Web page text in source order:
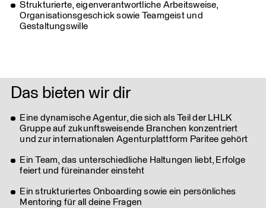
Strukturierte, eigenverantwortliche Arbeitsweise,
Organisationsgeschick sowie Teamgeist und
Gestaltungswille
Das bieten wir dir
Eine dynamische Agentur, die sich als Teil der LHLK
Gruppe auf zukunftsweisende Branchen konzentriert
und zur internationalen Agenturplattform Paritee gehört
Ein Team, das unterschiedliche Haltungen liebt, Erfolge
feiert und füreinander einsteht
Ein strukturiertes Onboarding sowie ein persönliches
Mentoring für all deine Fragen